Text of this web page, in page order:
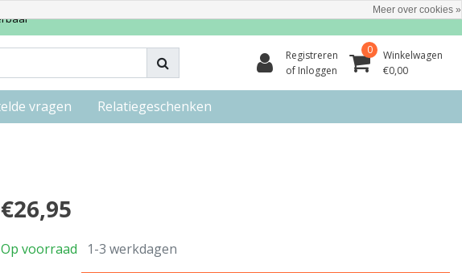
Registreren
of Inloggen
0
Winkelwagen
€0,00
vragen Relatiegeschenken
€26,95
Op voorraad 1-3 werkdagen
Meer over cookies »